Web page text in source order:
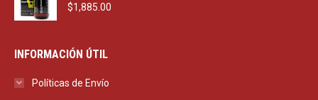
$1,885.00
INFORMACIÓN ÚTIL
Políticas de Envío